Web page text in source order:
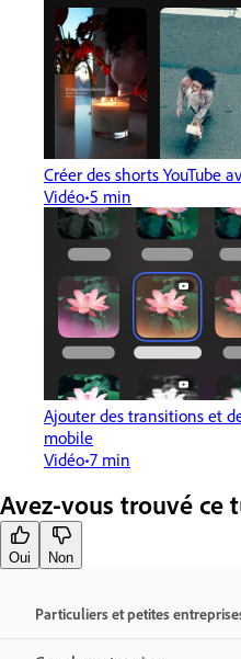
Créer des shorts YouTube
Vidéo 5 min
Ajouter des transitions et
mobile
Vidéo 7 min
Avez-vous trouvé ce
Oui Non
Particuliers et petites